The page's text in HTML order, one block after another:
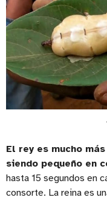
El rey es mucho
siendo pequeño en
hasta 15 segundos en
consorte. La reina es